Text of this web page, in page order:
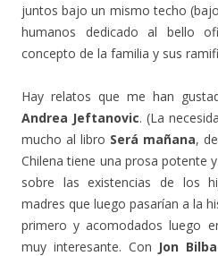
juntos bajo un mismo techo
humanos dedicado al bello
concepto de la familia y sus
Hay relatos que me han
Andrea Jeftanovic. (La
mucho al libro Será mañana, de
Chilena tiene una prosa potente
sobre las existencias de los
madres que luego pasarían a la
primero y acomodados luego
muy interesante. Con Jon